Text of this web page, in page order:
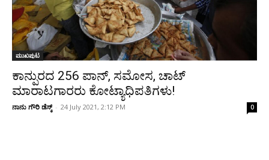
ಮುಖಪುಟ
ಕಾನ್ಪುರದ 256 ಪಾನ್, ಸಮೋಸ, ಚಾಟ್
ಮಾರಾಟಗಾರರು ಕೋಟ್ಯಾಧಿಪತಿಗಳು!
ನಾನು ಗೌರಿ ಡೆಸ್ಕ್ - 24 July 2021, 2:12 PM 0